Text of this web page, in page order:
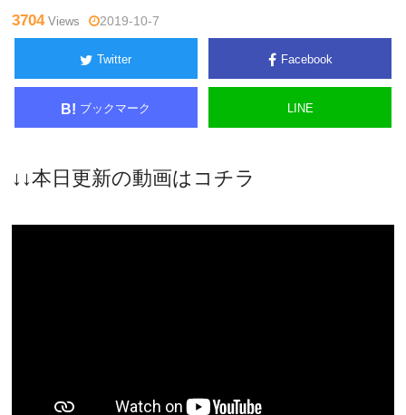
3704Views 2019-10-7
Twitter Facebook
B! ブックマーク LINE
↓↓本日更新の動画はコチラ